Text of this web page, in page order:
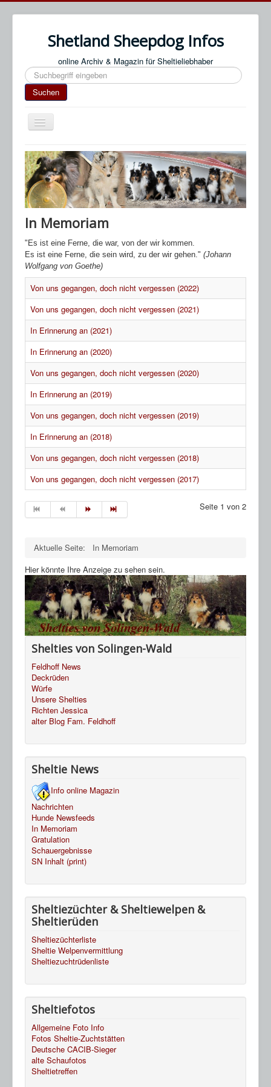
Shetland Sheepdog Infos
online Archiv & Magazin für Sheltieliebhaber
Suchen
Suchen
Navigation
an/aus
Start
Impressum / Datenschutz
An- & Abmeldung
SN Blog
HP Ahnentafeln
Sheltie Archiv
In Memoriam
"Es ist eine Ferne, die war, von der wir kommen.
Es ist eine Ferne, die sein wird, zu der wir gehen." (Johann
Wolfgang von Goethe)
Von uns gegangen, doch nicht vergessen (2022)
Von uns gegangen, doch nicht vergessen (2021)
In Erinnerung an (2021)
In Erinnerung an (2020)
Von uns gegangen, doch nicht vergessen (2020)
In Erinnerung an (2019)
Von uns gegangen, doch nicht vergessen (2019)
In Erinnerung an (2018)
Von uns gegangen, doch nicht vergessen (2018)
Von uns gegangen, doch nicht vergessen (2017)
Seite 1 von 2
Aktuelle Seite:
In Memoriam
Hier könnte Ihre Anzeige zu sehen sein.
Shelties von Solingen-Wald
Feldhoff News
Deckrüden
Würfe
Unsere Shelties
Richten Jessica
alter Blog Fam. Feldhoff
Sheltie News
Info online Magazin
Nachrichten
Hunde Newsfeeds
In Memoriam
Gratulation
Schauergebnisse
SN Inhalt (print)
Sheltiezüchter & Sheltiewelpen &
Sheltierüden
Sheltiezüchterliste
Sheltie Welpenvermittlung
Sheltiezuchtrüdenliste
Sheltiefotos
Allgemeine Foto Info
Fotos Sheltie-Zuchtstätten
Deutsche CACIB-Sieger
alte Schaufotos
Sheltietreffen